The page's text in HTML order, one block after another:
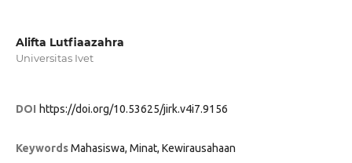
Alifta Lutfiaazahra
Universitas Ivet
DOI https://doi.org/10.53625/jirk.v4i7.9156
KeywordsMahasiswa, Minat, Kewirausahaan